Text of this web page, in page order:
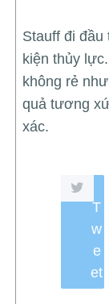
Stauff đi đầu
kiện thủy
không rẻ
quả tương
xác.
T
w
e
et